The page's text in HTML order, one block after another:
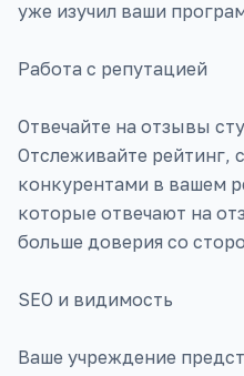
уже изучил ваши
Работа с репутацией
Отвечайте на отзывы
Отслеживайте рейтинг,
конкурентами в вашем
которые отвечают на
больше доверия со
SEO и видимость
Ваше учреждение